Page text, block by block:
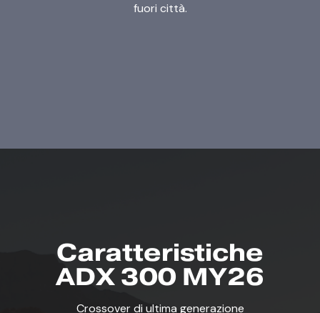
fuori città.
Caratteristiche
ADX 300 MY26
Crossover di ultima generazione